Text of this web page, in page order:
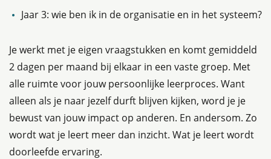
Jaar 3: wie ben ik in de organisatie en in het systeem?
Je werkt met je eigen vraagstukken en komt gemiddeld
2 dagen per maand bij elkaar in een vaste groep. Met
alle ruimte voor jouw persoonlijke leerproces. Want
alleen als je naar jezelf durft blijven kijken, word je je
bewust van jouw impact op anderen. En andersom. Zo
wordt wat je leert meer dan inzicht. Wat je leert wordt
doorleefde ervaring.